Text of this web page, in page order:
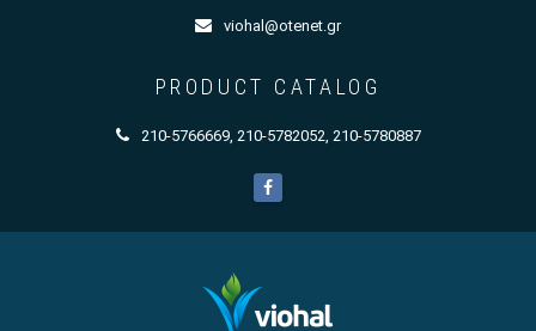
viohal@otenet.gr
PRODUCT CATALOG
210-5766669, 210-5782052, 210-5780887